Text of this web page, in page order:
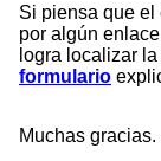
Si piensa que el
por algún
logra localizar
formulario
Muchas gracias.